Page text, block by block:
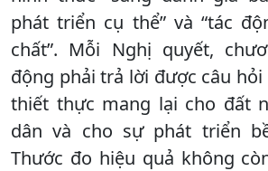
phát triển cụ thể” và “tác
chất”. Mỗi Nghị quyết,
động phải trả lời được câu hỏi
thiết thực mang lại cho đất
dân và cho sự phát triển
Thước đo hiệu quả không